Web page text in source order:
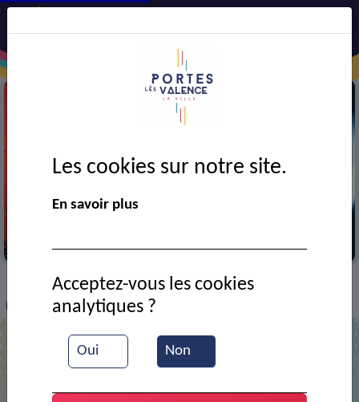
> VIE MUNICIPALE > Ressources documentaires
Foire lors des fêtes de mai
Les cookies sur notre site.
En savoir plus
Oui Non
Acceptez-vous les cookies
analytiques ?